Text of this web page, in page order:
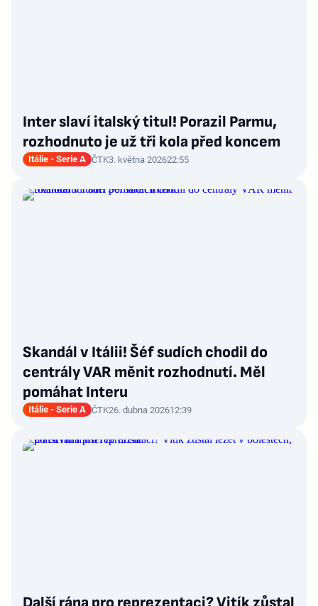
Inter slaví italský titul! Porazil Parmu,
rozhodnuto je už tři kola před koncem
Itálie - Serie A ČTK3. května 202622:55
Skandál v Itálii! Šéf sudích chodil do
centrály VAR měnit rozhodnutí. Měl
pomáhat Interu
Itálie - Serie A ČTK26. dubna 202612:39